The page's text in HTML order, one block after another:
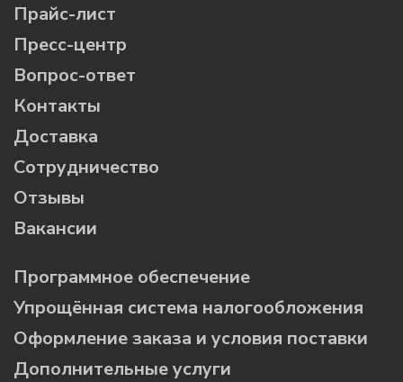
Прайс-лист
Пресс-центр
Вопрос-ответ
Контакты
Доставка
Сотрудничество
Отзывы
Вакансии
Программное обеспечение
Упрощённая система налогообложения
Оформление заказа и условия поставки
Дополнительные услуги